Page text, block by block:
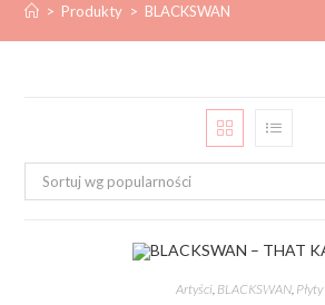
> Produkty > BLACKSWAN
Sortuj wg popularności
Artyści, BLACKSWAN, Płyty